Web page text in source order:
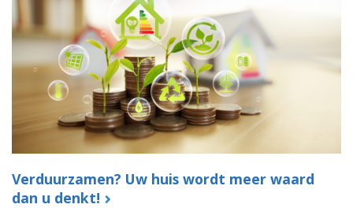
Verduurzamen? Uw huis wordt meer waard
dan u denkt!